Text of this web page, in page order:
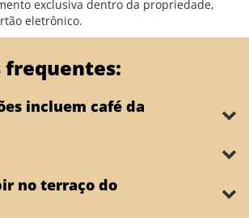
exclusiva dentro da propriedade,
eletrônico.
frequentes:
incluem café da
no terraço do